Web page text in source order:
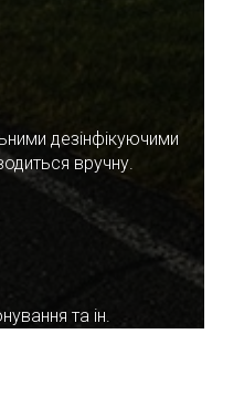
дезінфікуючими
вручну.
та ін.